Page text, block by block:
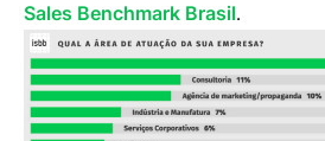
Sales Benchmark Brasil.